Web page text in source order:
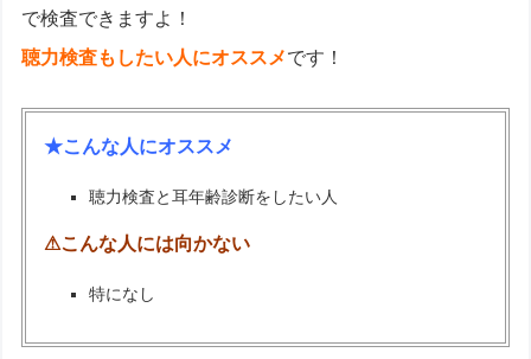
で検査できますよ！
聴力検査もしたい人にオススメです！
★こんな人にオススメ
聴力検査と耳年齢診断をしたい人
⚠こんな人には向かない
特になし